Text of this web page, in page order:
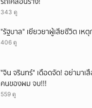
343 ดู
"รัฐบาล" เยียวยาผู้เสียชีวิต เห
406 ดู
"จิน จรินทร์" เดือดจัด! อย่ามาเ
คนของผม จบ!!!
559 ดู